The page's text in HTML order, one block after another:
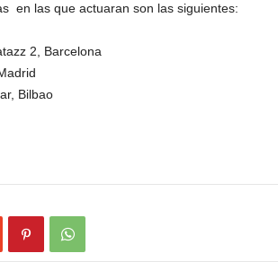
en las que actuaran son las siguientes:
2, Barcelona
Bilbao